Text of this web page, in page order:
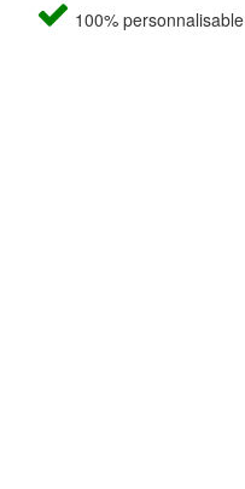
100% personnalisable